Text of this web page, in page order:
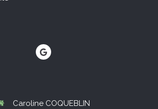
Caroline COQUEBLIN